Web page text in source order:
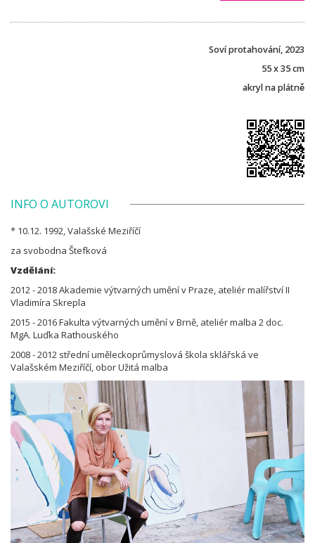
Soví protahování, 2023
55 x 35 cm
akryl na plátně
INFO O AUTOROVI
* 10.12. 1992, Valašské Meziříčí
za svobodna Štefková
Vzdělání:
2012 - 2018 Akademie výtvarných umění v Praze, ateliér malířství II
Vladimíra Skrepla
2015 - 2016 Fakulta výtvarných umění v Brně, ateliér malba 2 doc.
MgA. Luďka Rathouského
2008 - 2012 střední uměleckoprůmyslová škola sklářská ve
Valašském Meziříčí, obor Užitá malba